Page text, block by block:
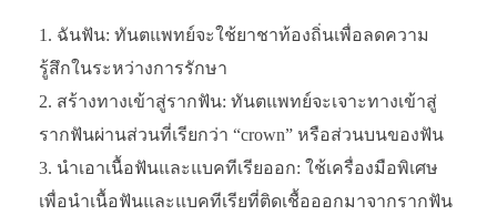
ฉันฟัน: ทันตแพทย์จะใช้ยาชาท้องถิ่นเพื่อลดความ
รู้สึกในระหว่างการรักษา
สร้างทางเข้าสู่รากฟัน: ทันตแพทย์จะเจาะทางเข้าสู่
รากฟันผ่านส่วนที่เรียกว่า “crown” หรือส่วนบนของฟัน
นำเอาเนื้อฟันและแบคทีเรียออก: ใช้เครื่องมือพิเศษ
เพื่อนำเนื้อฟันและแบคทีเรียที่ติดเชื้อออกมาจากรากฟัน